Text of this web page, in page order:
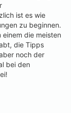
ist es wie
zu beginnen.
die meisten
die Tipps
noch der
bei den